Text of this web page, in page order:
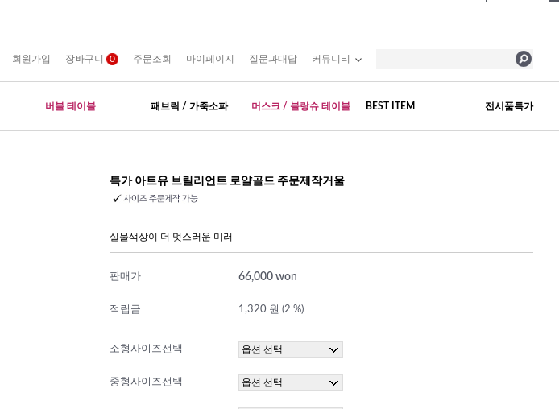
회원가입 장바구니 0 주문조회 마이페이지 질문과대답 커뮤니티
버블 테이블 패브릭 / 가죽소파 머스크 / 블랑슈 테이블 BEST ITEM 전시품특가
특가 아트유 브릴리언트 로얄골드 주문제작거울
실물색상이 더 멋스러운 미러
판매가 66,000 won
적립금 1,320 원 (2 %)
소형사이즈선택
중형사이즈선택